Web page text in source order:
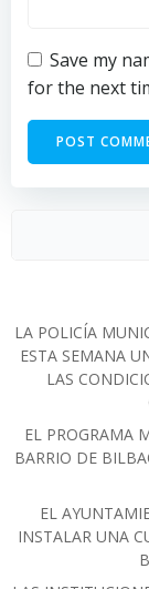
Save my
for the next
LA POLICÍA
ESTA SEMANA
LAS
EL PROGRAMA
BARRIO DE
EL
INSTALAR UNA